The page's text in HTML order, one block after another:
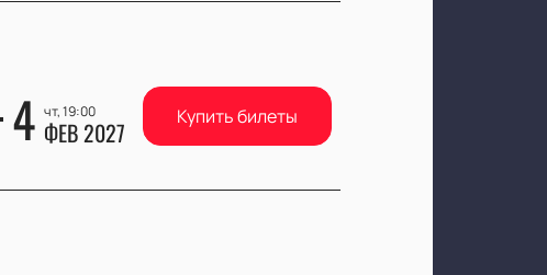
4 чт, 19:00
ФЕВ 2027 Купить билеты